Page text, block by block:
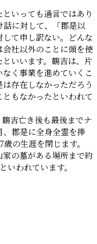
いっても過言ではあり
に対して、「郡是以
て申し訳ない。どんな
社以外のことに頭を使
いいます。鶴吉は、片
く事業を進めていくこ
存在しなかっただろう
もなかったといわれて
吉亡き後も最後までナ
、郡是に全身全霊を捧
の生涯を閉じます。
の墓がある場所まで約
いわれています。